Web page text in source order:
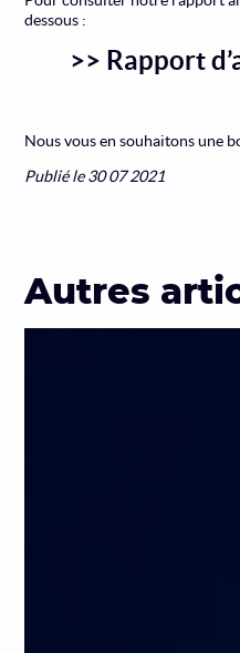
dessous :
>> Rapport
Nous vous en souhaitons une
Publié le 30 07 2021
Autres